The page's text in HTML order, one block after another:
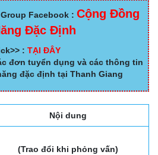
Facebook : Cộng Đồng
Đặc Định
: TẠI ĐÂY
đơn tuyển dụng và các thông tin
đặc định tại Thanh Giang
Nội dung
(Trao đổi khi phỏng vấn)